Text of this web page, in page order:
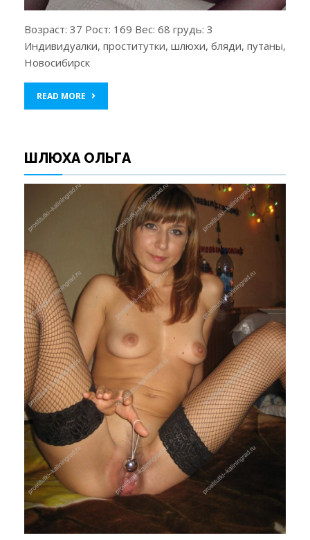
Возраст: 37 Рост: 169 Вес: 68 грудь: 3
Индивидуалки, проститутки, шлюхи, бляди, путаны,
Новосибирск
READ MORE
ШЛЮХА ОЛЬГА